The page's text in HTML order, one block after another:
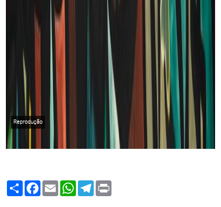
Reprodução
Share Facebook
Email WhatsApp
Telegram